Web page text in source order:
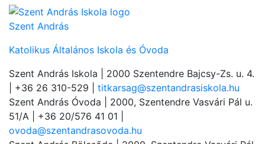
Szent András
Katolikus Általános Iskola és Óvoda
Szent András Iskola | 2000 Szentendre Bajcsy-Zs. u. 4.
| +36 26 310-529 | titkarsag@szentandrasiskola.hu
Szent András Óvoda | 2000, Szentendre Vasvári Pál u.
51/A | +36 20/576 41 01 |
ovoda@szentandrasovoda.hu